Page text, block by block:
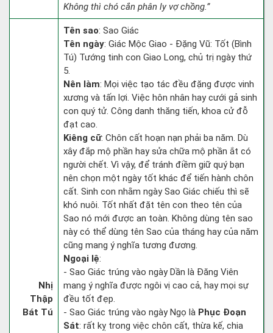
Không thì chó cắn phân ly vợ chồng.”
Nhị
Thập
Bát Tú
Tên sao: Sao Giác
Tên ngày: Giác Mộc Giao - Đặng Vũ: Tốt (Bình
Tú) Tướng tinh con Giao Long, chủ trị ngày thứ
5.
Nên làm: Mọi việc tạo tác đều đặng được vinh
xương và tấn lợi. Việc hôn nhân hay cưới gả sinh
con quý tử. Công danh thăng tiến, khoa cử đỗ
đạt cao.
Kiêng cữ: Chôn cất hoạn nạn phải ba năm. Dù
xây đắp mộ phần hay sửa chữa mộ phần ắt có
người chết. Vì vậy, để tránh điềm giữ quý bạn
nên chọn một ngày tốt khác để tiến hành chôn
cất. Sinh con nhằm ngày Sao Giác chiếu thì sẽ
khó nuôi. Tốt nhất đặt tên con theo tên của
Sao nó mới được an toàn. Không dùng tên sao
này có thể dùng tên Sao của tháng hay của năm
cũng mang ý nghĩa tương đương.
Ngoại lệ:
- Sao Giác trúng vào ngày Dần là Đăng Viên
mang ý nghĩa được ngôi vị cao cả, hay mọi sự
đều tốt đẹp.
- Sao Giác trúng vào ngày Ngọ là Phục Đoạn
Sát: rất kỵ trong việc chôn cất, thừa kế, chia